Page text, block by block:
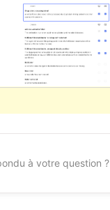
à votre question ?